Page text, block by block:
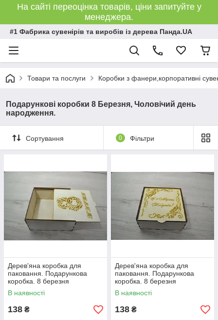
На сайті переоцінка товарів, ціни запитуйте у
менеджера.
#1 Фабрика сувенірів та виробів із дерева Панда.UA
Товари та послуги Коробки з фанери,корпоративні
Подарункові коробки 8 Березня, Чоловічий день
народження.
Сортування 0 Фільтри
Дерев'яна коробка для
паковання. Подарункова
коробка. 8 березня
В наявності
138 ₴
Дерев'яна коробка для
паковання. Подарункова
коробка. 8 березня
В наявності
138 ₴